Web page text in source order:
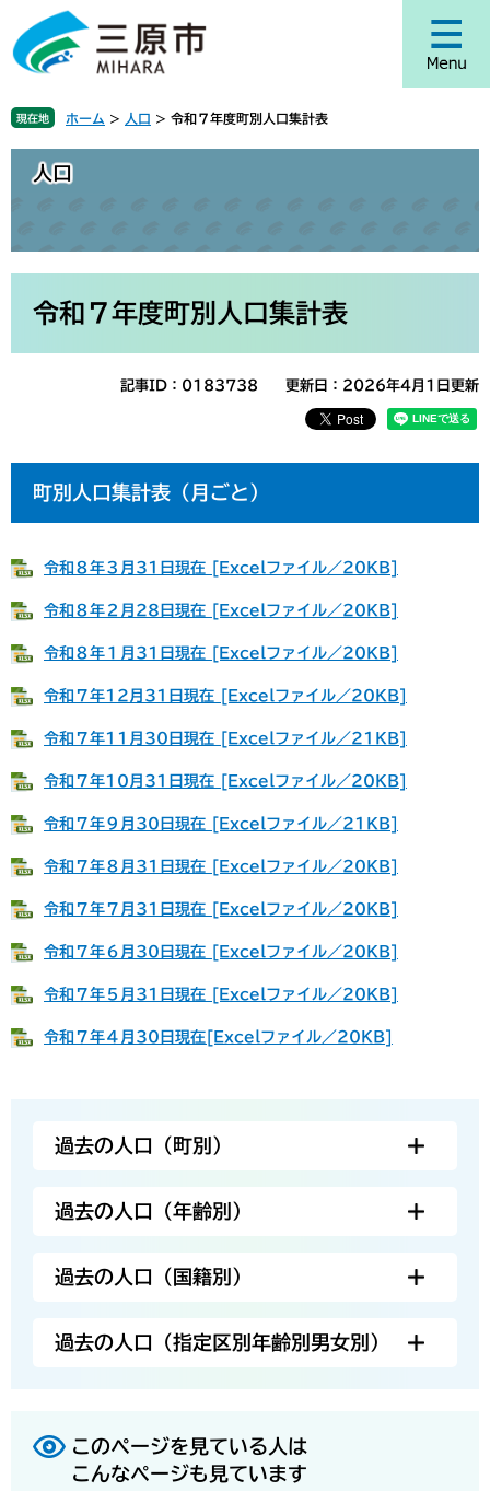
ジ
頭
で
ュ
飛
ば
現在地 ホーム > 人口 > 令和７年度町別人口集計表
人口
令和７年度町別人口集計表
記事ID：0183738 更新日：2026年4月1日更新
町別人口集計表（月ごと）
令和８年３月31日現在 [Excelファイル／20KB]
令和８年２月28日現在 [Excelファイル／20KB]
令和８年１月31日現在 [Excelファイル／20KB]
令和７年12月31日現在 [Excelファイル／20KB]
令和７年11月30日現在 [Excelファイル／21KB]
令和７年10月31日現在 [Excelファイル／20KB]
令和７年９月30日現在 [Excelファイル／21KB]
令和７年８月31日現在 [Excelファイル／20KB]
令和７年７月31日現在 [Excelファイル／20KB]
令和７年６月30日現在 [Excelファイル／20KB]
令和７年５月31日現在 [Excelファイル／20KB]
令和７年４月30日現在[Excelファイル／20KB]
過去の人口（町別）
過去の人口（年齢別）
過去の人口（国籍別）
過去の人口（指定区別年齢別男女別）
このページを見ている人は
こんなページも見ています